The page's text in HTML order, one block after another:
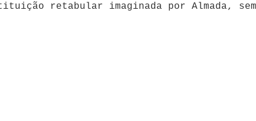
retabular imaginada por Almada,